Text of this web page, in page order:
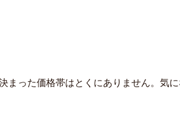
まった価格帯はとくにありません。気